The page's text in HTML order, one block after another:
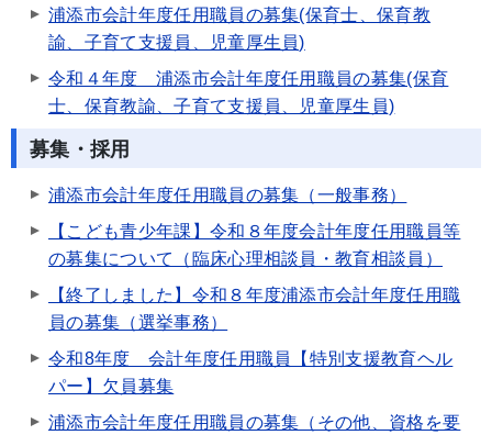
浦添市会計年度任用職員の募集(保育士、保育教
諭、子育て支援員、児童厚生員)
令和４年度 浦添市会計年度任用職員の募集(保育
士、保育教諭、子育て支援員、児童厚生員)
募集・採用
浦添市会計年度任用職員の募集（一般事務）
【こども青少年課】令和８年度会計年度任用職員等
の募集について（臨床心理相談員・教育相談員）
【終了しました】令和８年度浦添市会計年度任用職
員の募集（選挙事務）
令和8年度 会計年度任用職員【特別支援教育ヘル
パー】欠員募集
浦添市会計年度任用職員の募集（その他、資格を要